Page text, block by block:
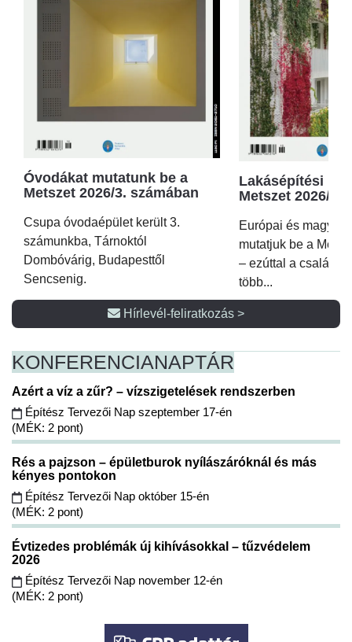
Óvodákat mutatunk be a
Metszet 2026/3. számában
Csupa óvodaépület került 3.
számunkba, Tárnoktól
Dombóvárig, Budapesttől
Sencsenig.
Lakásépítési
Metszet 2026/2.
Európai és magyar
mutatjuk be a
– ezúttal a családi
több...
Hírlevél-feliratkozás >
KONFERENCIANAPTÁR
Azért a víz a zűr? – vízszigetelések rendszerben
Építész Tervezői Nap szeptember 17-én
(MÉK: 2 pont)
Rés a pajzson – épületburok nyílászáróknál és más
kényes pontokon
Építész Tervezői Nap október 15-én
(MÉK: 2 pont)
Évtizedes problémák új kihívásokkal – tűzvédelem
2026
Építész Tervezői Nap november 12-én
(MÉK: 2 pont)